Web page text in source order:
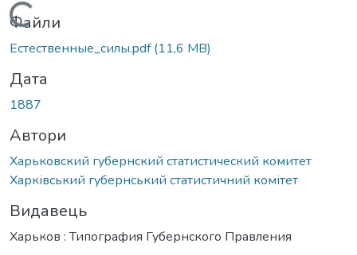
Вантажиться...
Файли
Естественные_силы.pdf(11,6 MB)
Дата
1887
Автори
Харьковский губернский статистический комитет
Харківський губернський статистичний комітет
Видавець
Харьков : Типография Губернского Правления